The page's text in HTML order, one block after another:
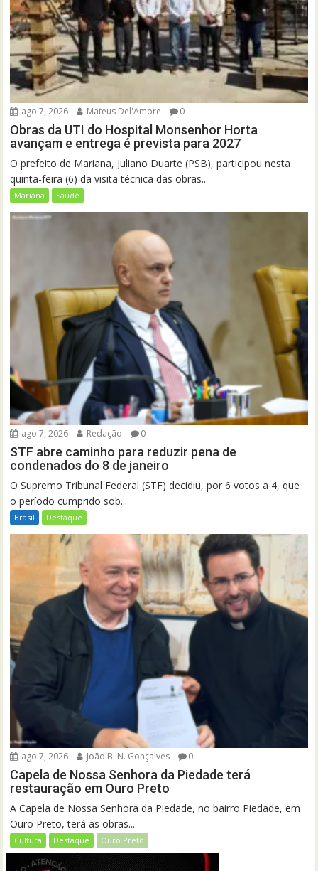
ago 7, 2026 Mateus Del'Amore 0
Obras da UTI do Hospital Monsenhor Horta
avançam e entrega é prevista para 2027
O prefeito de Mariana, Juliano Duarte (PSB), participou nesta
quinta-feira (6) da visita técnica das obras...
Mariana Saúde
ago 7, 2026 Redação 0
STF abre caminho para reduzir pena de
condenados do 8 de janeiro
O Supremo Tribunal Federal (STF) decidiu, por 6 votos a 4, que
o período cumprido sob...
Brasil Destaque
ago 7, 2026 João B. N. Gonçalves 0
Capela de Nossa Senhora da Piedade terá
restauração em Ouro Preto
A Capela de Nossa Senhora da Piedade, no bairro Piedade, em
Ouro Preto, terá as obras...
Cultura Destaque Ouro Preto